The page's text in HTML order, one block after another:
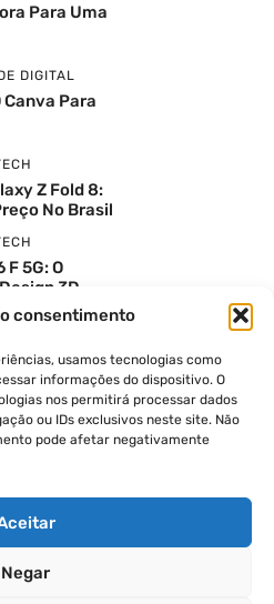
consentimento
usamos tecnologias como
informações do dispositivo. O
nos permitirá processar dados
ou IDs exclusivos neste site. Não
pode afetar negativamente
Negar
Para Uma
DIGITAL
Canva Para
Z Fold 8:
No Brasil
F 5G: O
3D
De 50
DIGITAL
Para Uma
Datacenters: